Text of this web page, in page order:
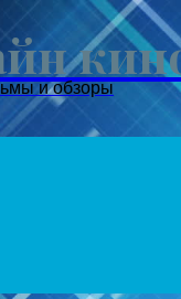
и обзоры